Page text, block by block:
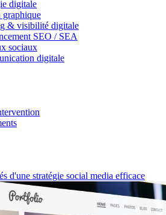
digitale
graphique
& visibilité digitale
SEO / SEA
sociaux
digitale
d'une stratégie social media efficace